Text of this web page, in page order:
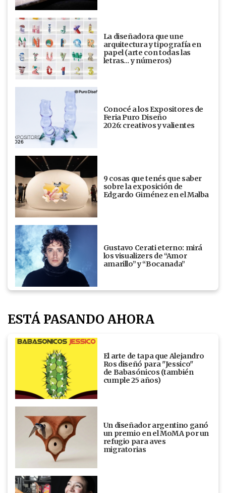
La diseñadora que une
arquitectura y tipografía en
papel (arte con todas las
letras… y números)
Conocé a los Expositores de
Feria Puro Diseño
2026: creativos y valientes
9 cosas que tenés que saber
sobre la exposición de
Edgardo Giménez en el Malba
Gustavo Cerati eterno: mirá
los visualizers de “Amor
amarillo” y “Bocanada”
ESTÁ PASANDO AHORA
El arte de tapa que Alejandro
Ros diseñó para "Jessico"
de Babasónicos (también
cumple 25 años)
Un diseñador argentino ganó
un premio en el MoMA por un
refugio para aves
migratorias